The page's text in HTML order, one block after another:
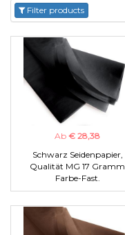
Filter products
Ab € 28,38
Schwarz Seidenpapier,
Qualität MG 17 Gramm
Farbe-Fast.